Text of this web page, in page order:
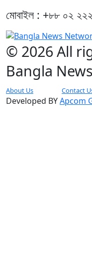
মোবাইল : +৮৮ ০২
© 2026 All
Bangla
About Us Contact
Developed BYApcom